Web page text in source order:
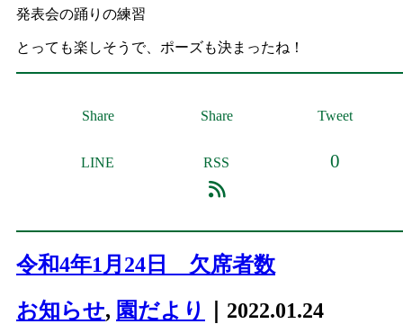
発表会の踊りの練習
とっても楽しそうで、ポーズも決まったね！
Share Share Tweet
LINE RSS 0
令和4年1月24日 欠席者数
お知らせ, 園だより ｜2022.01.24